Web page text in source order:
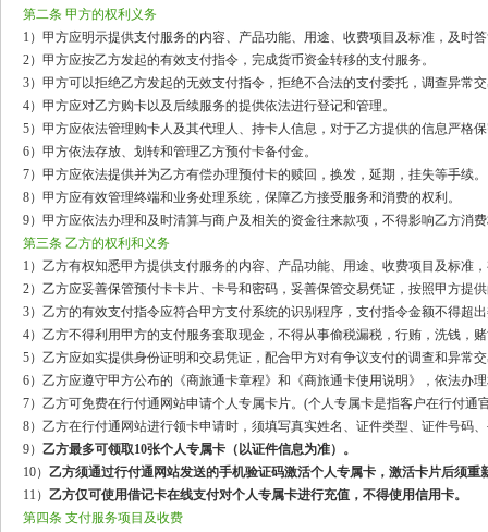
第二条 甲方的权利义务
1）甲方应明示提供支付服务的内容、产品功能、用途、收费项目及标准，及时
2）甲方应按乙方发起的有效支付指令，完成货币资金转移的支付服务。
3）甲方可以拒绝乙方发起的无效支付指令，拒绝不合法的支付委托，调查异常
4）甲方应对乙方购卡以及后续服务的提供依法进行登记和管理。
5）甲方应依法管理购卡人及其代理人、持卡人信息，对于乙方提供的信息严格
6）甲方依法存放、划转和管理乙方预付卡备付金。
7）甲方应依法提供并为乙方有偿办理预付卡的赎回，换发，延期，挂失等手续。
8）甲方应有效管理终端和业务处理系统，保障乙方接受服务和消费的权利。
9）甲方应依法办理和及时清算与商户及相关的资金往来款项，不得影响乙方消
第三条 乙方的权利和义务
1）乙方有权知悉甲方提供支付服务的内容、产品功能、用途、收费项目及标准
2）乙方应妥善保管预付卡卡片、卡号和密码，妥善保管交易凭证，按照甲方提
3）乙方的有效支付指令应符合甲方支付系统的识别程序，支付指令金额不得超
4）乙方不得利用甲方的支付服务套取现金，不得从事偷税漏税，行贿，洗钱，
5）乙方应如实提供身份证明和交易凭证，配合甲方对有争议支付的调查和异常
6）乙方应遵守甲方公布的《商旅通卡章程》和《商旅通卡使用说明》，依法办
7）乙方可免费在行付通网站申请个人专属卡片。(个人专属卡是指客户在行付通
8）乙方在行付通网站进行领卡申请时，须填写真实姓名、证件类型、证件号码
9） 乙方最多可领取10张个人专属卡（以证件信息为准）。
10） 乙方须通过行付通网站发送的手机验证码激活个人专属卡，激活卡片后须
11） 乙方仅可使用借记卡在线支付对个人专属卡进行充值，不得使用信用卡。
第四条 支付服务项目及收费